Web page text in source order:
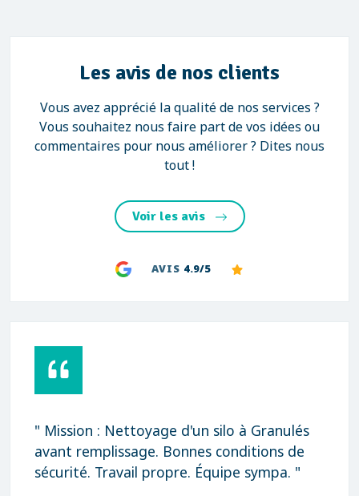
Les avis de nos clients
Vous avez apprécié la qualité de nos services ?
Vous souhaitez nous faire part de vos idées ou
commentaires pour nous améliorer ? Dites nous
tout !
Voir les avis
AVIS 4.9/5
" Mission : Nettoyage d'un silo à Granulés
avant remplissage. Bonnes conditions de
sécurité. Travail propre. Équipe sympa. "